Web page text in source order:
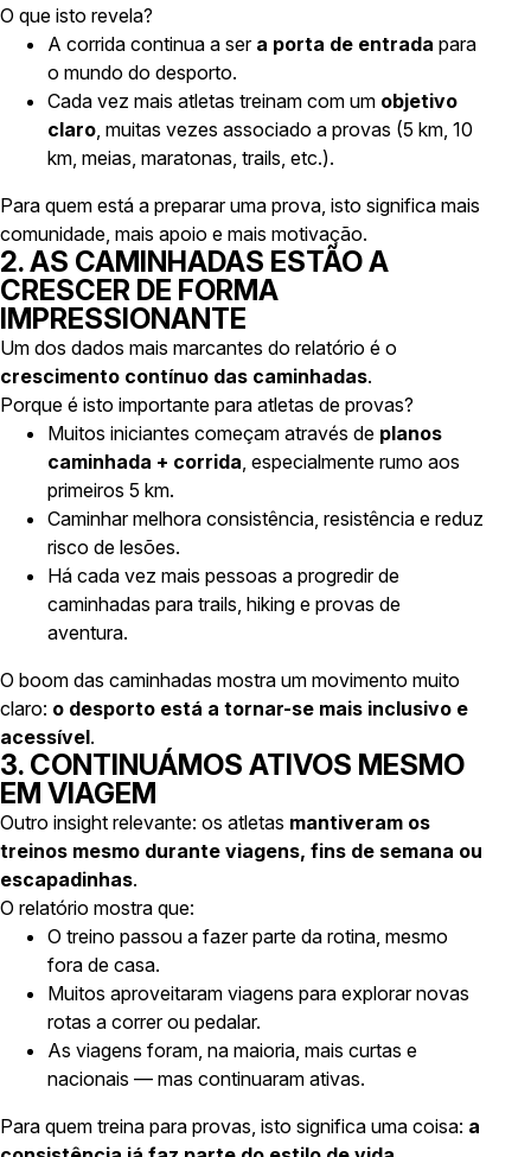
O que isto revela?
A corrida continua a ser a porta de entrada para
o mundo do desporto.
Cada vez mais atletas treinam com um objetivo
claro, muitas vezes associado a provas (5 km, 10
km, meias, maratonas, trails, etc.).
Para quem está a preparar uma prova, isto significa mais
comunidade, mais apoio e mais motivação.
2. AS CAMINHADAS ESTÃO A
CRESCER DE FORMA
IMPRESSIONANTE
Um dos dados mais marcantes do relatório é o
crescimento contínuo das caminhadas.
Porque é isto importante para atletas de provas?
Muitos iniciantes começam através de planos
caminhada + corrida, especialmente rumo aos
primeiros 5 km.
Caminhar melhora consistência, resistência e reduz
risco de lesões.
Há cada vez mais pessoas a progredir de
caminhadas para trails, hiking e provas de
aventura.
O boom das caminhadas mostra um movimento muito
claro: o desporto está a tornar-se mais inclusivo e
acessível.
3. CONTINUÁMOS ATIVOS MESMO
EM VIAGEM
Outro insight relevante: os atletas mantiveram os
treinos mesmo durante viagens, fins de semana ou
escapadinhas.
O relatório mostra que:
O treino passou a fazer parte da rotina, mesmo
fora de casa.
Muitos aproveitaram viagens para explorar novas
rotas a correr ou pedalar.
As viagens foram, na maioria, mais curtas e
nacionais — mas continuaram ativas.
Para quem treina para provas, isto significa uma coisa: a